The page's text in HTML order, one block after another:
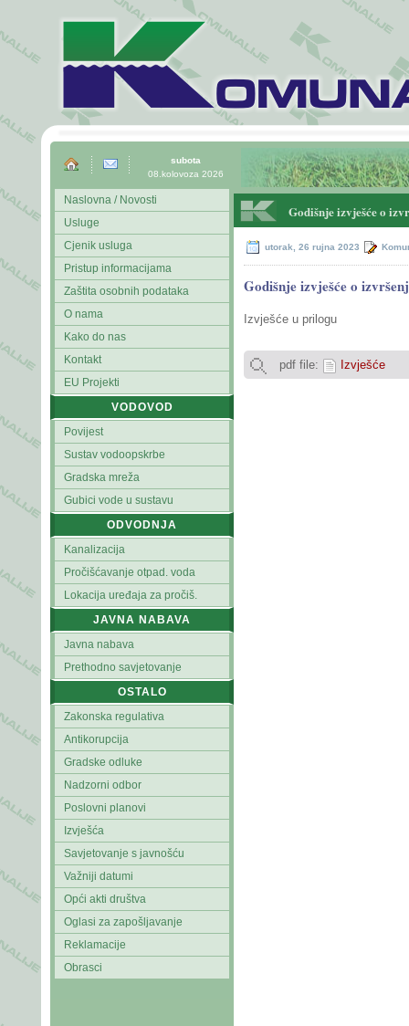
subota
08.kolovoza 2026
Naslovna / Novosti
Usluge
Cjenik usluga
Pristup informacijama
Zaštita osobnih podataka
O nama
Kako do nas
Kontakt
EU Projekti
VODOVOD
Povijest
Sustav vodoopskrbe
Gradska mreža
Gubici vode u sustavu
ODVODNJA
Kanalizacija
Pročišćavanje otpad. voda
Lokacija uređaja za pročiš.
JAVNA NABAVA
Javna nabava
Prethodno savjetovanje
OSTALO
Zakonska regulativa
Antikorupcija
Gradske odluke
Nadzorni odbor
Poslovni planovi
Izvješća
Savjetovanje s javnošću
Važniji datumi
Opći akti društva
Oglasi za zapošljavanje
Reklamacije
Obrasci
Godišnje izvješće o
utorak, 26 rujna 2023
Godišnje izvješće o
Izvješće u prilogu
pdf file: Izvješće